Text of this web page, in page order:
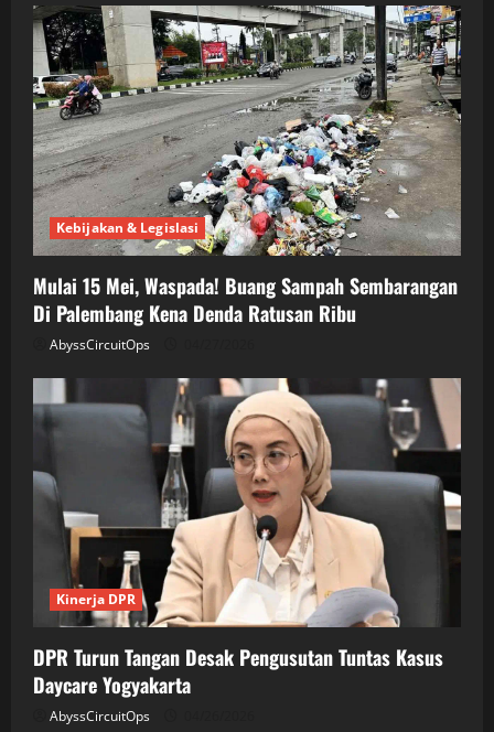
Kebijakan & Legislasi
Mulai 15 Mei, Waspada! Buang Sampah Sembarangan
Di Palembang Kena Denda Ratusan Ribu
AbyssCircuitOps
Kinerja DPR
DPR Turun Tangan Desak Pengusutan Tuntas Kasus
Daycare Yogyakarta
AbyssCircuitOps